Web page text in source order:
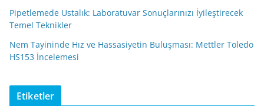
Pipetlemede Ustalık: Laboratuvar Sonuçlarınızı İyileştirecek
Temel Teknikler
Nem Tayininde Hız ve Hassasiyetin Buluşması: Mettler Toledo
HS153 İncelemesi
Etiketler